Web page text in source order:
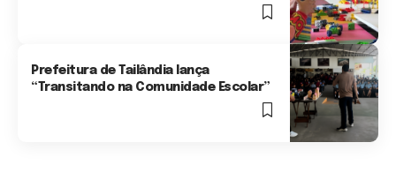
Prefeitura de Tailândia lança
“Transitando na Comunidade Escolar”